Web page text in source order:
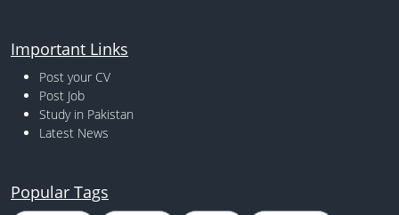
Important Links
Post your CV
Post Job
Study in Pakistan
Latest News
Popular Tags